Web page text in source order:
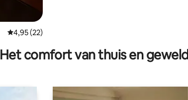
Gemiddelde beoordeling van 4,95 op 5, 22 recensies
4,95 (22)
Het comfort van thuis en